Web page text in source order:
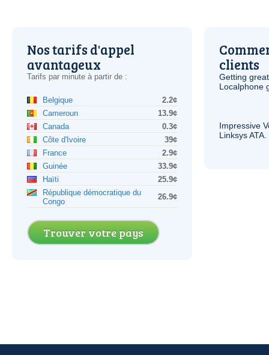
Nos tarifs d'appel
avantageux
Tarifs par minute à partir de :
Belgique
2.2¢
Cameroun
13.9¢
Canada
0.3¢
Côte d'Ivoire
39¢
France
2.9¢
Guinée
33.9¢
Haïti
25.9¢
République démocratique du
Congo
26.9¢
Trouver votre pays
clients
Getting
Localphone
Impressive
LinksysATA